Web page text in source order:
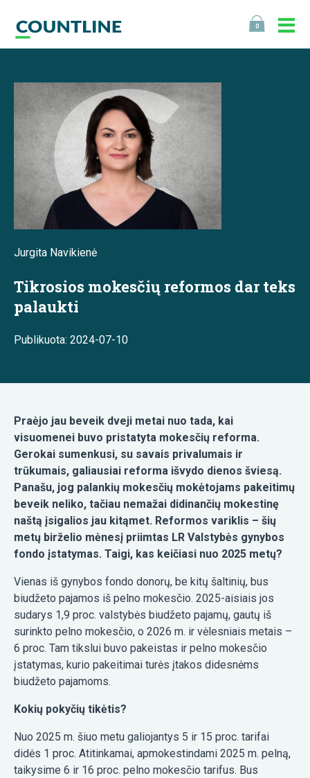
0
Jurgita Navikienė
Tikrosios mokesčių reformos dar teks
palaukti
Publikuota: 2024-07-10
Praėjo jau beveik dveji metai nuo tada, kai
visuomenei buvo pristatyta mokesčių reforma.
Gerokai sumenkusi, su savais privalumais ir
trūkumais, galiausiai reforma išvydo dienos šviesą.
Panašu, jog palankių mokesčių mokėtojams pakeitimų
beveik neliko, tačiau nemažai didinančių mokestinę
naštą įsigalios jau kitąmet. Reformos variklis – šių
metų birželio mėnesį priimtas LR Valstybės gynybos
fondo įstatymas. Taigi, kas keičiasi nuo 2025 metų?
Vienas iš gynybos fondo donorų, be kitų šaltinių, bus
biudžeto pajamos iš pelno mokesčio. 2025-aisiais jos
sudarys 1,9 proc. valstybės biudžeto pajamų, gautų iš
surinkto pelno mokesčio, o 2026 m. ir vėlesniais metais –
6 proc. Tam tikslui buvo pakeistas ir pelno mokesčio
įstatymas, kurio pakeitimai turės įtakos didesnėms
biudžeto pajamoms.
Kokių pokyčių tikėtis?
Nuo 2025 m. šiuo metu galiojantys 5 ir 15 proc. tarifai
didės 1 proc. Atitinkamai, apmokestindami 2025 m. pelną,
taikysime 6 ir 16 proc. pelno mokesčio tarifus. Bus